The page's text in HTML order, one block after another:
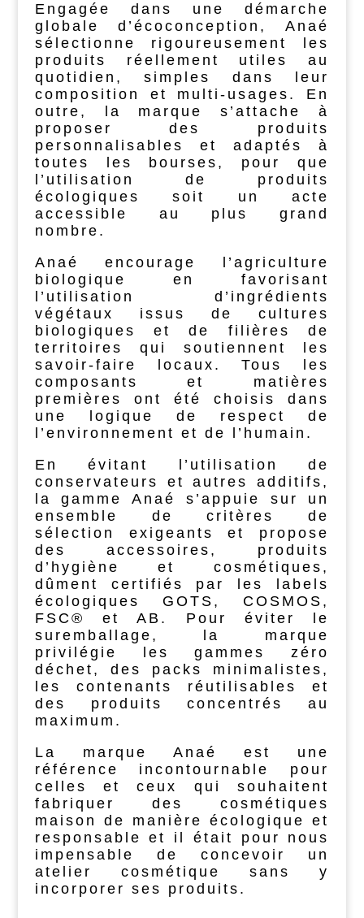
Engagée dans une démarche
globale d’écoconception, Anaé
sélectionne rigoureusement les
produits réellement utiles au
quotidien, simples dans leur
composition et multi-usages. En
outre, la marque s’attache à
proposer des produits
personnalisables et adaptés à
toutes les bourses, pour que
l’utilisation de produits
écologiques soit un acte
accessible au plus grand
nombre.
Anaé encourage l’agriculture
biologique en favorisant
l’utilisation d’ingrédients
végétaux issus de cultures
biologiques et de filières de
territoires qui soutiennent les
savoir-faire locaux. Tous les
composants et matières
premières ont été choisis dans
une logique de respect de
l’environnement et de l’humain.
En évitant l’utilisation de
conservateurs et autres additifs,
la gamme Anaé s’appuie sur un
ensemble de critères de
sélection exigeants et propose
des accessoires, produits
d’hygiène et cosmétiques,
dûment certifiés par les labels
écologiques GOTS, COSMOS,
FSC® et AB. Pour éviter le
suremballage, la marque
privilégie les gammes zéro
déchet, des packs minimalistes,
les contenants réutilisables et
des produits concentrés au
maximum.
La marque Anaé est une
référence incontournable pour
celles et ceux qui souhaitent
fabriquer des cosmétiques
maison de manière écologique et
responsable et il était pour nous
impensable de concevoir un
atelier cosmétique sans y
incorporer ses produits.